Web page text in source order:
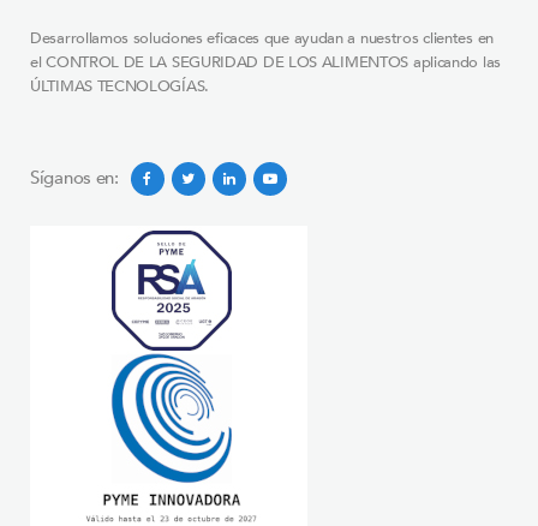
Desarrollamos soluciones eficaces que ayudan a nuestros clientes en
el CONTROL DE LA SEGURIDAD DE LOS ALIMENTOS aplicando las
ÚLTIMAS TECNOLOGÍAS.
Síganos en: